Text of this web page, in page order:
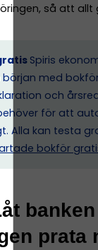
så att allt
Spiris
med
och
för att
Alla kan testa
bokför
prata